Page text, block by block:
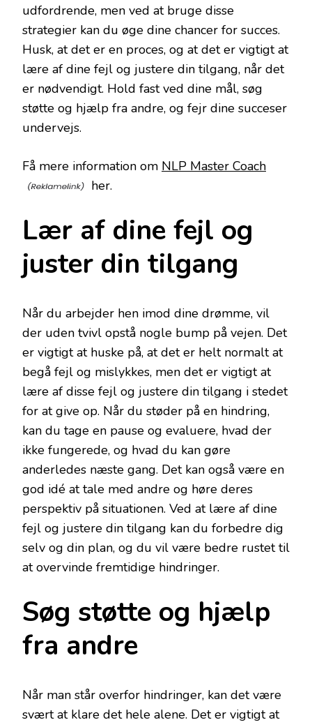
udfordrende, men ved at bruge disse
strategier kan du øge dine chancer for succes.
Husk, at det er en proces, og at det er vigtigt at
lære af dine fejl og justere din tilgang, når det
er nødvendigt. Hold fast ved dine mål, søg
støtte og hjælp fra andre, og fejr dine succeser
undervejs.
Få mere information om NLP Master Coach
her.
Lær af dine fejl og
juster din tilgang
Når du arbejder hen imod dine drømme, vil
der uden tvivl opstå nogle bump på vejen. Det
er vigtigt at huske på, at det er helt normalt at
begå fejl og mislykkes, men det er vigtigt at
lære af disse fejl og justere din tilgang i stedet
for at give op. Når du støder på en hindring,
kan du tage en pause og evaluere, hvad der
ikke fungerede, og hvad du kan gøre
anderledes næste gang. Det kan også være en
god idé at tale med andre og høre deres
perspektiv på situationen. Ved at lære af dine
fejl og justere din tilgang kan du forbedre dig
selv og din plan, og du vil være bedre rustet til
at overvinde fremtidige hindringer.
Søg støtte og hjælp
fra andre
Når man står overfor hindringer, kan det være
svært at klare det hele alene. Det er vigtigt at